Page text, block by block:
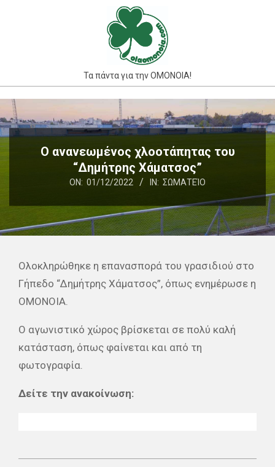
Τα πάντα για την ΟΜΟΝΟΙΑ!
Primary
Navigation
Menu
Ο ανανεωμένος χλοοτάπητας του
“Δημήτρης Χάματσος”
ON: 01/12/2022 IN: ΣΩΜΑΤΕΊΟ
Ολοκληρώθηκε η επανασπορά του γρασιδιού στο
Γήπεδο “Δημήτρης Χάματσος”, όπως ενημέρωσε η
ΟΜΟΝΟΙΑ.
Ο αγωνιστικό χώρος βρίσκεται σε πολύ καλή
κατάσταση, όπως φαίνεται και από τη
φωτογραφία.
Δείτε την ανακοίνωση: